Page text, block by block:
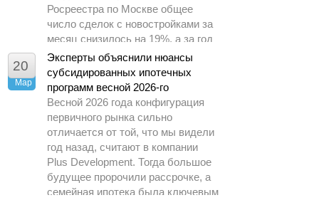
Росреестра по Москве общее
число сделок с новостройками за
месяц снизилось на 19%, а за год
– почти в 1,5 раза.
20
Мар
Эксперты объяснили нюансы
субсидированных ипотечных
программ весной 2026-го
Весной 2026 года конфигурация
первичного рынка сильно
отличается от той, что мы видели
год назад, считают в компании
Plus Development. Тогда большое
будущее пророчили рассрочке, а
семейная ипотека была ключевым